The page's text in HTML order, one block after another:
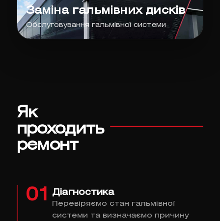
Заміна гальмівних дисків
Обслуговування гальмівної системи
Як
проходить
ремонт
01 Діагностика
Перевіряємо стан гальмівної
системи та визначаємо причину